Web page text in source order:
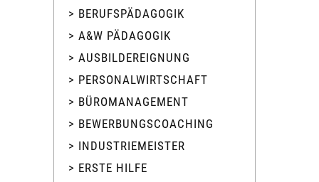
> BERUFSPÄDAGOGIK
> A&W PÄDAGOGIK
> AUSBILDEREIGNUNG
> PERSONALWIRTSCHAFT
> BÜROMANAGEMENT
> BEWERBUNGSCOACHING
> INDUSTRIEMEISTER
> ERSTE HILFE